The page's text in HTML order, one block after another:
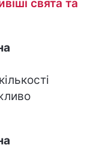
свята та